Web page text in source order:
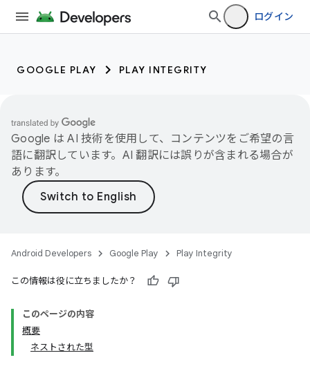
ログイン
GOOGLE PLAY PLAY INTEGRITY
Google は AI 技術を使用して、コンテンツをご希望の言
語に翻訳しています。AI 翻訳には誤りが含まれる場合が
あります。
Android Developers Google Play Play Integrity
この情報は役に立ちましたか？
このページの内容
概要
ネストされた型